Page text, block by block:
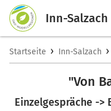
Inn-Salzach
Startseite › Inn-Salzach ›
"Von
Einzelgespräche -